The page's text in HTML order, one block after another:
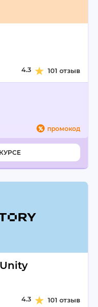
4.3 101 отзыв
промокод
4.3 101 отзыв